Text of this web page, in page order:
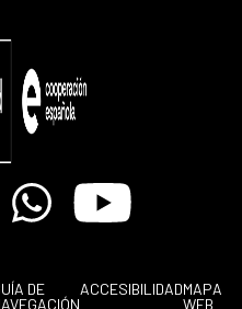
WhatsappYoutube
DE
ACCESIBILIDADMAPA
WEB